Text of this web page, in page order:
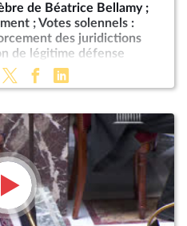
de Béatrice Bellamy ;
; Votes solennels :
des juridictions
de légitime défense